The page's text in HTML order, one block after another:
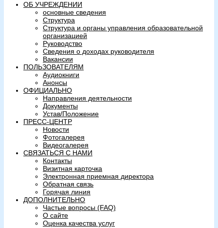
ОБ УЧРЕЖДЕНИИ
основные сведения
Структура
Структура и органы управления образовательной
организацией
Руководство
Сведения о доходах руководителя
Вакансии
ПОЛЬЗОВАТЕЛЯМ
Аудиокниги
Анонсы
ОФИЦИАЛЬНО
Направления деятельности
Документы
Устав/Положение
ПРЕСС-ЦЕНТР
Новости
Фотогалерея
Видеогалерея
СВЯЗАТЬСЯ С НАМИ
Контакты
Визитная карточка
Электронная приемная директора
Обратная связь
Горячая линия
ДОПОЛНИТЕЛЬНО
Частые вопросы (FAQ)
О сайте
Оценка качества услуг